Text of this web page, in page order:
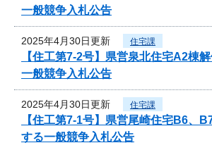
一般競争入札公告
2025年4月30日更新 住宅課
【住工第7-2号】県営泉北住宅A2棟
一般競争入札公告
2025年4月30日更新 住宅課
【住工第7-1号】県営尾崎住宅B6、
する一般競争入札公告